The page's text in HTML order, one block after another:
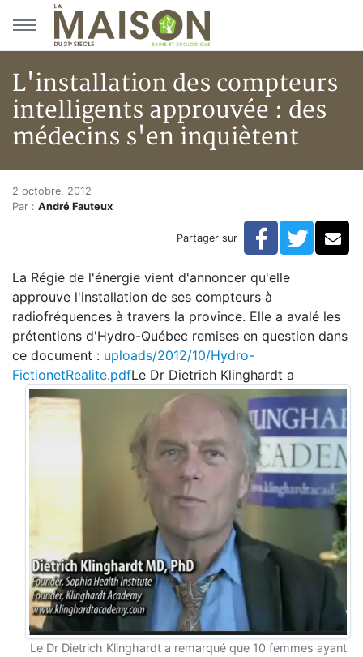
Aller au menu principal
Aller au contenu principal
L'installation des compteurs
intelligents approuvée : des
médecins s'en inquiètent
Accueil
Articles
L'installation des compteurs intelligents approuvée :
L'installation des compteurs
2 octobre, 2012
Par : André Fauteux
Partager sur Facebook
La Régie de l'énergie vient d'annoncer qu'elle
approuve l'installation de ses compteurs à
radiofréquences à travers la province. Elle a avalé les
prétentions d'Hydro-Québec remises en question dans
ce document : uploads/2012/10/Hydro-
FictionetRealite.pdf
Le Dr Dietrich Klinghardt a remarqué que 10 femmes ayant
Le Dr Dietrich Klinghardt a